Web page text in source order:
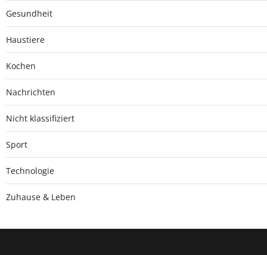
Gesundheit
Haustiere
Kochen
Nachrichten
Nicht klassifiziert
Sport
Technologie
Zuhause & Leben